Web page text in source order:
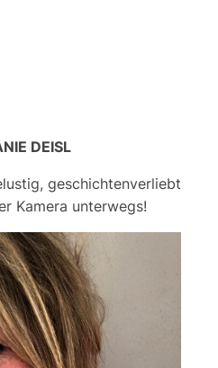
DEISL
geschichtenverliebt
Kamera unterwegs!